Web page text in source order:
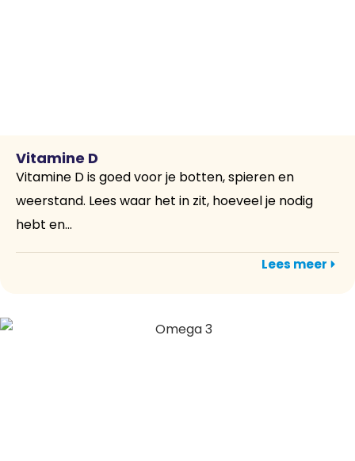
Vitamine D
Vitamine D is goed voor je botten, spieren en
weerstand. Lees waar het in zit, hoeveel je nodig
hebt en...
Lees meer